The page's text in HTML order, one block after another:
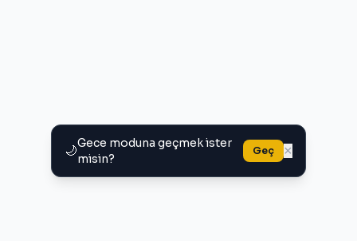
🌙Gece moduna geçmek ister
misin?
Geç ×